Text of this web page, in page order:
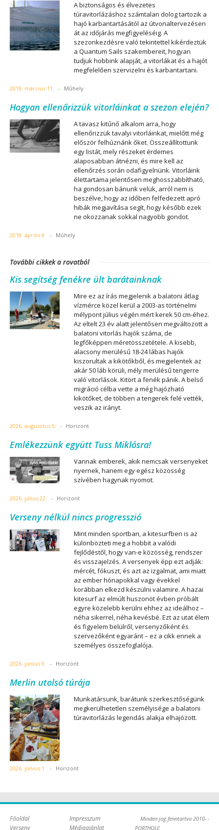
A biztonságos és élvezetes
túravitorlázáshoz számtalan dolog tartozik a
hajó karbantartásától az útvonaltervezésen
át az időjárás megfigyeléséig. A
szezonkezdésre való tekintettel kikérdeztük
a Quantum Sails szakembereit, hogyan
tudjuk hobbink alapját, a vitorlákat és a hajót
megfelelően szervizelni és karbantartani.
2018. március 11. - Műhely
Hogyan ellenőrizzük vitorláinkat a szezon elején?
A tavasz kitűnő alkalom arra, hogy
ellenőrizzük tavalyi vitorláinkat, mielőtt még
először felhúznánk őket. Összeállítottunk
egy listát, mely részeket érdemes
alaposabban átnézni, és mire kell az
ellenőrzés során odafigyelnünk. Vitorláink
élettartama jelentősen meghosszabbítható,
ha gondosan bánunk velük, arról nem is
beszélve, hogy az időben felfedezett apró
hibák megjavítása segít, hogy később ezek
ne okozzanak sokkal nagyobb gondot.
2018. április 8. - Műhely
További cikkek a rovatból
Kis segítség fenékre ült barátainknak
Mire ez az írás megjelenik a balatoni átlag
vízmérce közel kerül a 2003-as történelmi
mélypont július végén mért kerek 50 cm-éhez.
Az eltelt 23 év alatt jelentősen megváltozott a
balatoni vitorlás hajók száma, de
legfőképpen méretösszetétele. A kisebb,
alacsony merülésű 18-24 lábas hajók
kiszorultak a kikötőkből, és megjelentek az
akár 50 láb körüli, mély merülésű tengerre
való vitorlások. Kitört a fenék pánik. A belső
migráció célba vette a még hajózható
kikötőket, de többen a tengerek felé vették,
veszik az irányt.
2026. augusztus 5. - Horizont
Emlékezzünk együtt Tuss Miklósra!
Vannak emberek, akik nemcsak versenyeket
nyernek, hanem egy egész közösség
szívében hagynak nyomot.
2026. július 22. - Horizont
Verseny nélkül nincs progresszió
Mint minden sportban, a kitesurfben is az
különbözteti meg a hobbit a valódi
fejlődéstől, hogy van-e közösség, rendszer
és visszajelzés. A versenyek épp ezt adják:
mércét, fókuszt, és azt az izgalmat, ami miatt
az ember hónapokkal vagy évekkel
korábban elkezd készülni valamire. A hazai
kitesurf az elmúlt huszonöt évben próbált
egyre közelebb kerülni ehhez az ideálhoz –
néha sikerrel, néha kevésbé. Ezt az utat élem
és figyelem belülről, versenyzőként és
szervezőként egyaránt – ez a cikk ennek a
személyes összefoglalója.
2026. június 9. - Horizont
Merlin utolsó túrája
Munkatársunk, barátunk szerkesztőségünk
megkerülhetetlen személyisége a balatoni
túravitorlázás legendás alakja elhajózott.
2026. június 1. - Horizont
Főoldal
Verseny
Impresszum
Médiaajánlat
Minden jog fenntartva 2010- -
PORTHOLE